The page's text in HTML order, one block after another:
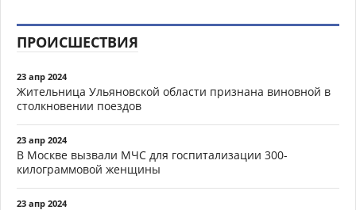
ПРОИСШЕСТВИЯ
23 апр 2024
Жительница Ульяновской области признана виновной в
столкновении поездов
23 апр 2024
В Москве вызвали МЧС для госпитализации 300-
килограммовой женщины
23 апр 2024